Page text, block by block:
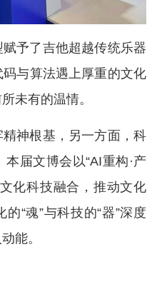
予了吉他超越传统乐器
与算法遇上厚重的文化
未有的温情。
神根基，另一方面，科
届文博会以“AI重构·产
化科技融合，推动文化
“魂”与科技的“器”深度
能。